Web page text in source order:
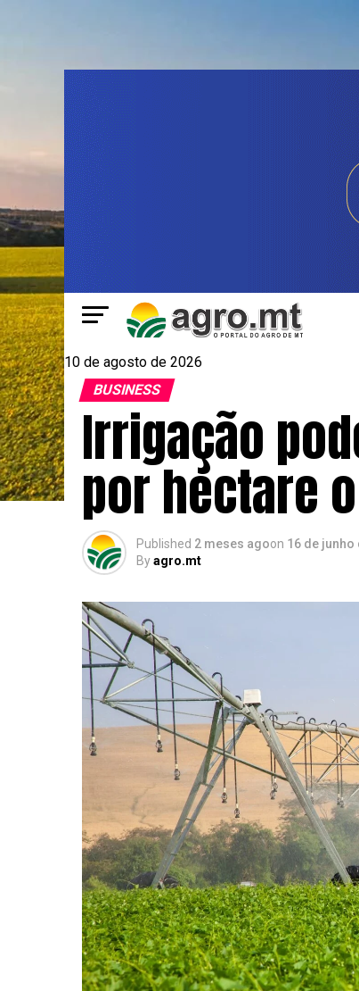
10 de agosto de 2026
BUSINESS
Irrigação
por hectare
Published 2 meses agoon 16 de junho
Byagro.mt